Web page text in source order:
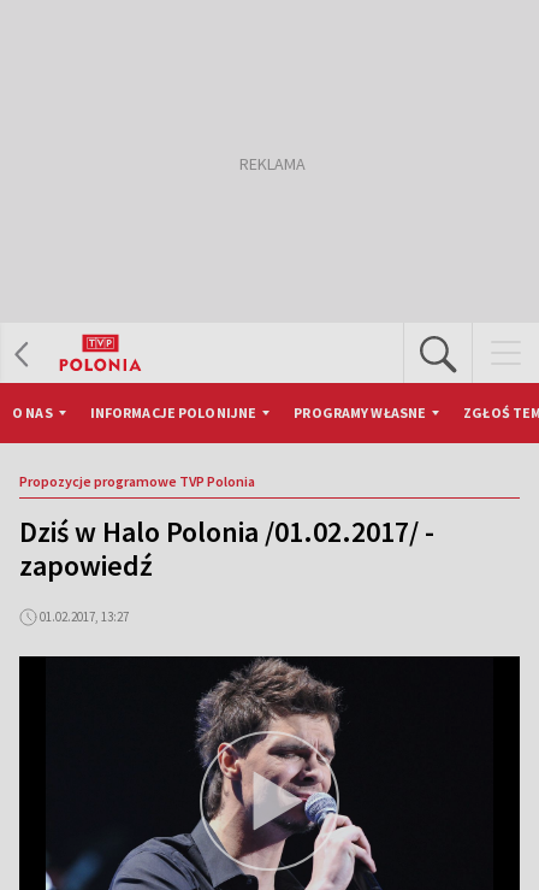
O NAS INFORMACJE POLONIJNE PROGRAMY WŁASNE ZGŁOŚ
Propozycje programowe TVP Polonia
Dziś w Halo Polonia /01.02.2017/ -
zapowiedź
01.02.2017, 13:27